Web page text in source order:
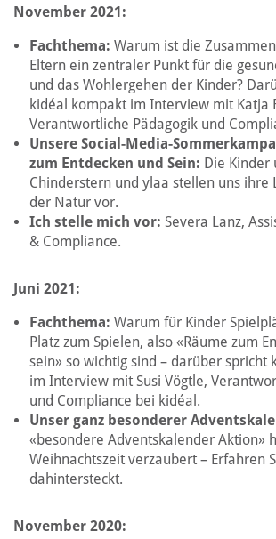
November 2021:
Fachthema: Warum ist die
Eltern ein zentraler Punkt für die
und das Wohlergehen der Kinder?
kidéal kompakt im Interview mit Katja
Verantwortliche Pädagogik und
Unsere Social-Media-
zum Entdecken und Sein: Die Kinder
Chinderstern und ylaa stellen uns ihre
der Natur vor.
Ich stelle mich vor: Severa Lanz,
& Compliance.
Juni 2021:
Fachthema: Warum für Kinder
Platz zum Spielen, also «Räume zum
sein» so wichtig sind – darüber spricht
im Interview mit Susi Vögtle,
und Compliance bei kidéal.
Unser ganz besonderer
«besondere Adventskalender Aktion»
Weihnachtszeit verzaubert – Erfahren
dahintersteckt.
November 2020: